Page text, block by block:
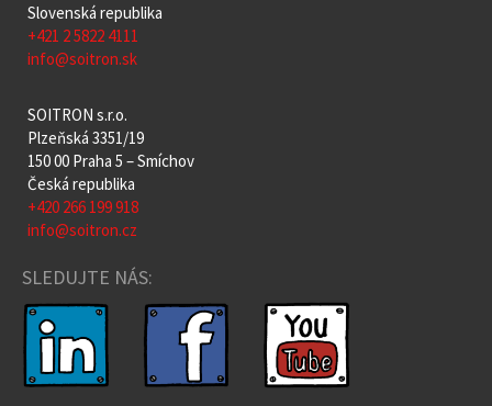
Slovenská republika
+421 2 5822 4111
info@soitron.sk
SOITRON s.r.o.
Plzeňská 3351/19
150 00 Praha 5 – Smíchov
Česká republika
+420 266 199 918
info@soitron.cz
SLEDUJTE NÁS: